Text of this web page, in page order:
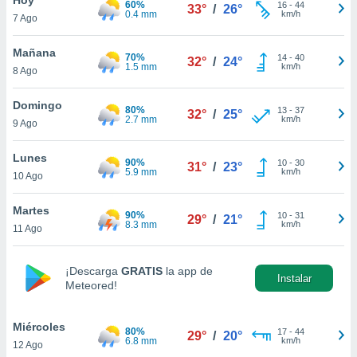
y
en
más
de
cookies
aceptar
7 Ago
60%
0.4 mm
33° / 26° 16- 44
km/h
Mañana
8 Ago
70%
1.5 mm
32° / 24° 14- 40
km/h
Domingo
9 Ago
80%
2.7 mm
32° / 25° 13- 37
km/h
Lunes
10 Ago
90%
5.9 mm
31° / 23° 10- 30
km/h
Martes
11 Ago
90%
8.3 mm
29° / 21° 10- 31
km/h
¡Descarga GRATIS la app de
Meteored!
Instalar
Miércoles
12 Ago
80%
6.8 mm
29° / 20° 17- 44
km/h